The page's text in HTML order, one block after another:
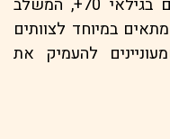
מסע מעצים המודרך ע"י מדריכים בגילאי 70+, המשלב
במיוחד לצוותים
להעמיק את